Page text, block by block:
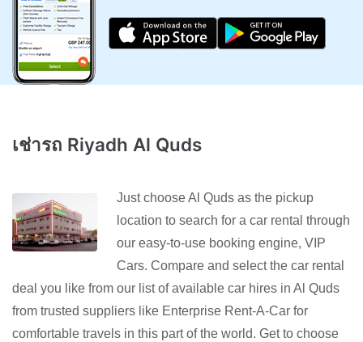
เช่ารถ Riyadh Al Quds
Just choose Al Quds as the pickup
location to search for a car rental through
our easy-to-use booking engine, VIP
Cars. Compare and select the car rental
deal you like from our list of available car hires in Al Quds
from trusted suppliers like Enterprise Rent-A-Car for
comfortable travels in this part of the world. Get to choose